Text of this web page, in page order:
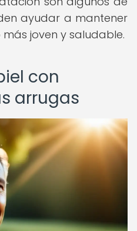
ayudar a mantener
joven y saludable.
con
arrugas